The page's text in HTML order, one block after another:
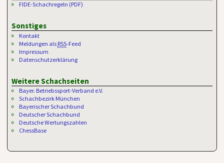
FIDE-Schachregeln (PDF)
Sonstiges
Kontakt
Meldungen als RSS-Feed
Impressum
Datenschutzerklärung
Weitere Schachseiten
Bayer. Betriebssport-Verband e.V.
Schachbezirk München
Bayerischer Schachbund
Deutscher Schachbund
Deutsche Wertungszahlen
ChessBase